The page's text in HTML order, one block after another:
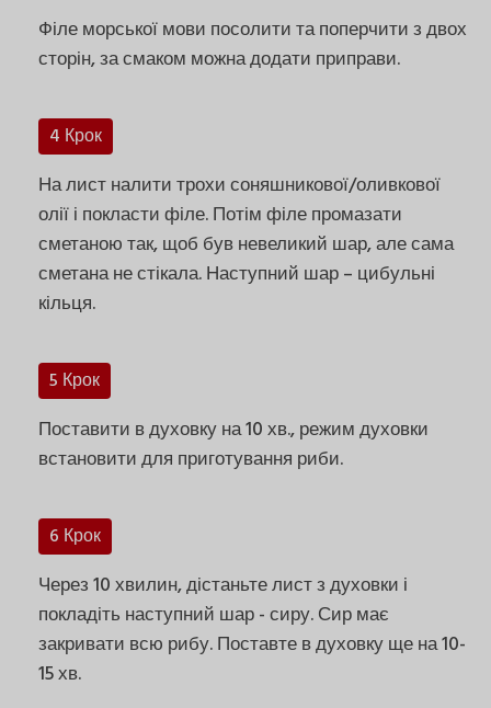
Філе морської мови посолити та поперчити з двох
сторін, за смаком можна додати приправи.
4 Крок
На лист налити трохи соняшникової/оливкової
олії і покласти філе. Потім філе промазати
сметаною так, щоб був невеликий шар, але сама
сметана не стікала. Наступний шар – цибульні
кільця.
5 Крок
Поставити в духовку на 10 хв., режим духовки
встановити для приготування риби.
6 Крок
Через 10 хвилин, дістаньте лист з духовки і
покладіть наступний шар - сиру. Сир має
закривати всю рибу. Поставте в духовку ще на 10-
15 хв.